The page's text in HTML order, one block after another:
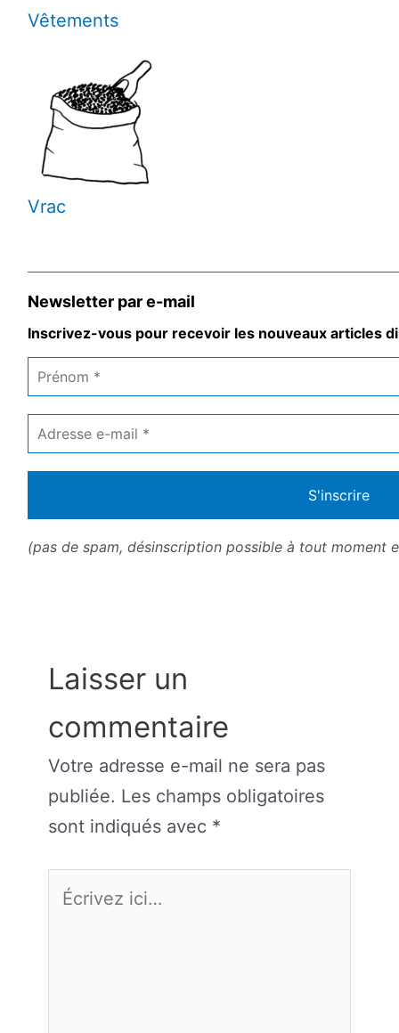
Vêtements
Vrac
Newsletter par e-mail
Inscrivez-vous pour recevoir les nouveaux articles
e-
mail
*
(pas de spam, désinscription possible à tout moment
Laisser un
commentaire
Votre adresse e-mail ne sera pas
publiée. Les champs obligatoires
sont indiqués avec *
Écrivez